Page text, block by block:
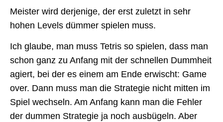
Meister wird derjenige, der erst zuletzt in sehr
hohen Levels dümmer spielen muss.
Ich glaube, man muss Tetris so spielen, dass man
schon ganz zu Anfang mit der schnellen Dummheit
agiert, bei der es einem am Ende erwischt: Game
over. Dann muss man die Strategie nicht mitten im
Spiel wechseln. Am Anfang kann man die Fehler
der dummen Strategie ja noch ausbügeln. Aber